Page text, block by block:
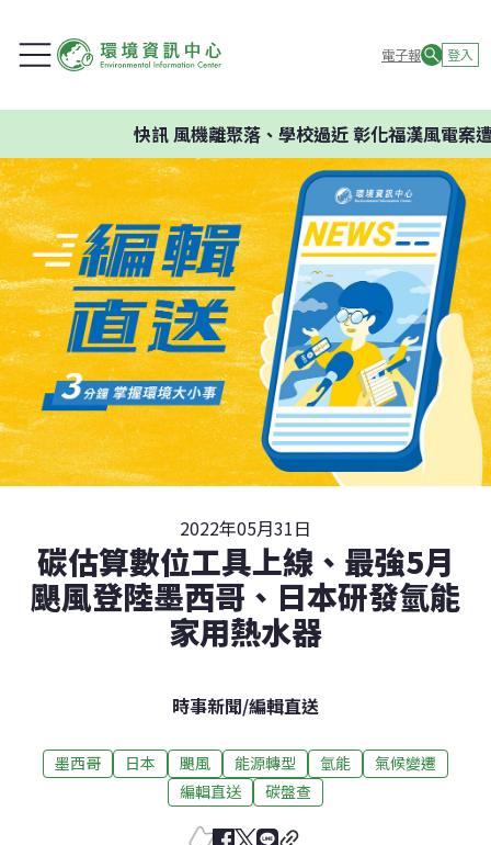
電子報 登入
快訊風機離聚落、學校過近 彰化福漢風電案遭環
2022年05月31日
碳估算數位工具上線、最強5月
颶風登陸墨西哥、日本研發氫能
家用熱水器
時事新聞/編輯直送
墨西哥 日本 颶風 能源轉型 氫能
氣候變遷
編輯直送
碳盤查